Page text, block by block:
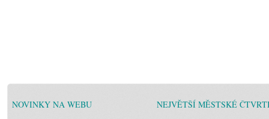
NOVINKY NA WEBU NEJVĚTŠÍ MĚSTSKÉ